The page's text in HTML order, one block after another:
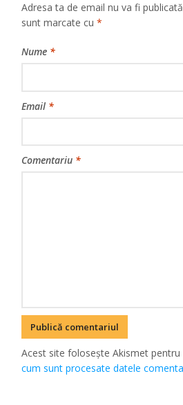
Adresa ta de email nu va fi
sunt marcate cu*
Nume *
Email *
Comentariu *
Acest site folosește Akismet
cum sunt procesate datele